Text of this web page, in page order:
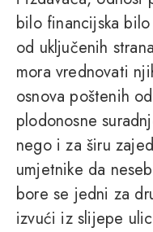
bilo financijska
od uključenih
mora vrednovati
osnova poštenih
plodonosne
nego i za širu
umjetnike da
bore se jedni za
izvući iz slijepe